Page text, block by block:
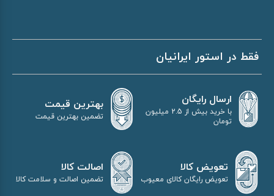
فقط در استور ایرانیان
ارسال رایگان
با خرید بیش از 2.5 میلیون
تومان
بهترین قیمت
تضمین بهترین قیمت
تعویض کالا
تعویض رایگان کالای معیوب
اصالت کالا
تضمین اصالت و سلامت کالا